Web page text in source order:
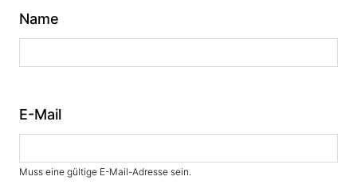
Name
E-Mail
Muss eine gültige E-Mail-Adresse sein.